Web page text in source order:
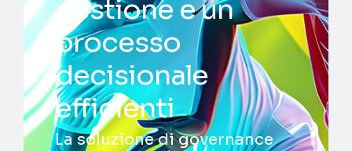
gestione e un
processo
decisionale
efficienti
La soluzione di governance